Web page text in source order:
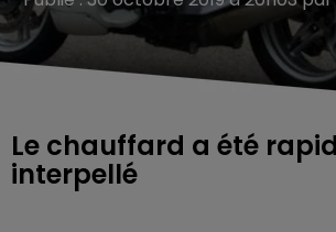
Le chauffard a été
interpellé